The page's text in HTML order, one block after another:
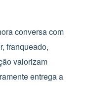
conversa com
franqueado,
valorizam
entrega a